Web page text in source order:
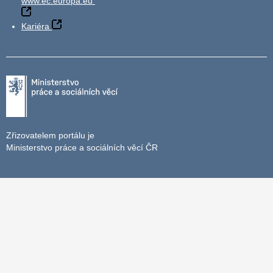
Kariéra
Zřizovatelem portálu je
Ministerstvo práce a sociálních věcí ČR